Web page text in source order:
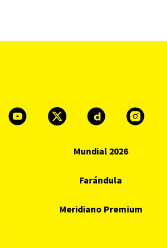
Mundial 2026
Farándula
Meridiano Premium